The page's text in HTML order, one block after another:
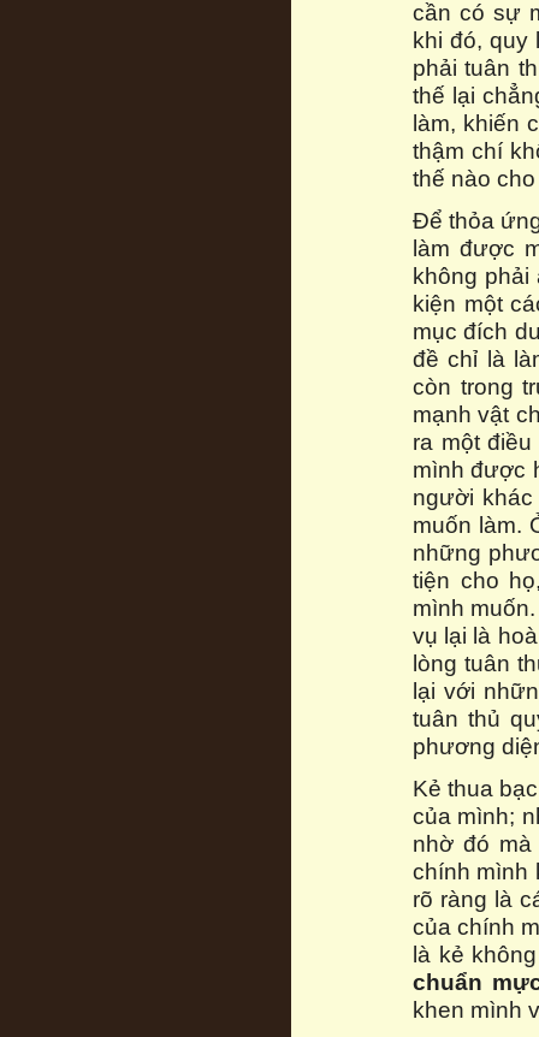
cần có sự
khi đó, quy
phải tuân
thế lại
làm, khiến
thậm chí
thế nào
Để thỏa
làm được
không phải
kiện một
mục đích
đề chỉ là
còn trong
mạnh vật
ra một
mình được
người
muốn làm.
những
tiện cho
mình
vụ lại là
lòng tuân
lại với
tuân thủ
phương
Kẻ thua
của mình;
nhờ đó
chính mình
rõ ràng là
của chính
là kẻ
chuẩn
khen mình